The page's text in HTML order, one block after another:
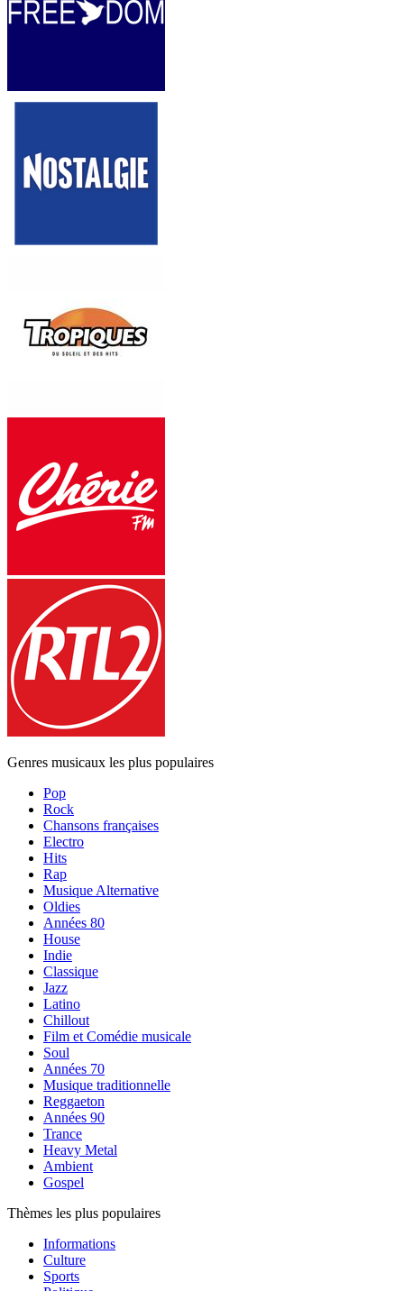
Genres musicaux les plus populaires
Pop
Rock
Chansons françaises
Electro
Hits
Rap
Musique Alternative
Oldies
Années 80
House
Indie
Classique
Jazz
Latino
Chillout
Film et Comédie musicale
Soul
Années 70
Musique traditionnelle
Reggaeton
Années 90
Trance
Heavy Metal
Ambient
Gospel
Thèmes les plus populaires
Informations
Culture
Sports